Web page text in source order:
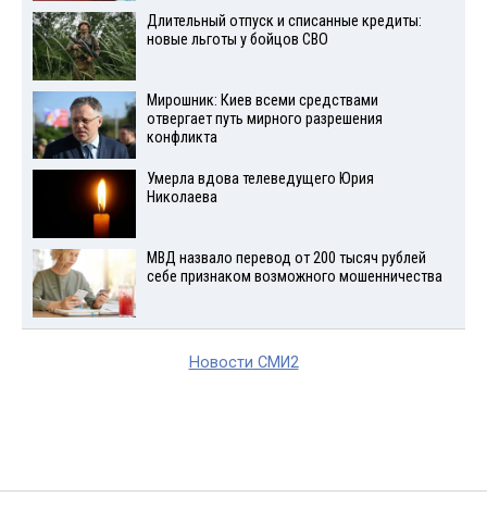
Длительный отпуск и списанные кредиты:
новые льготы у бойцов СВО
Мирошник: Киев всеми средствами
отвергает путь мирного разрешения
конфликта
Умерла вдова телеведущего Юрия
Николаева
МВД назвало перевод от 200 тысяч рублей
себе признаком возможного мошенничества
Новости СМИ2